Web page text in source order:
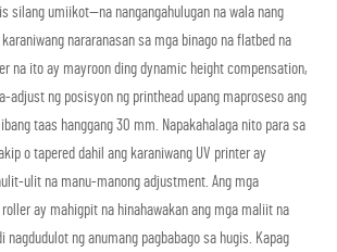
silang umiikot—na nangangahulugan na wala nang
nararanasan sa mga binago na flatbed na
na ito ay mayroon ding dynamic height compensation,
adjust ng posisyon ng printhead upang maproseso ang
taas hanggang 30 mm. Napakahalaga nito para sa
o tapered dahil ang karaniwang UV printer ay
ulit na manu-manong adjustment. Ang mga
ay mahigpit na hinahawakan ang mga maliit na
nagdudulot ng anumang pagbabago sa hugis. Kapag